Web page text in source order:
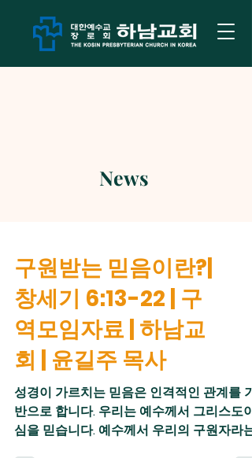
News
구원받는 믿음이란?|
창세기 6:13-22 | 구
역모임자료 | 하남교
회 | 윤길주 목사
성경이 가르치는 믿음은 인격적인 관계를 기
반으로 합니다. 우리는 예수께서 그리스도이
심을 믿습니다. 예수께서 우리의 구원자라는